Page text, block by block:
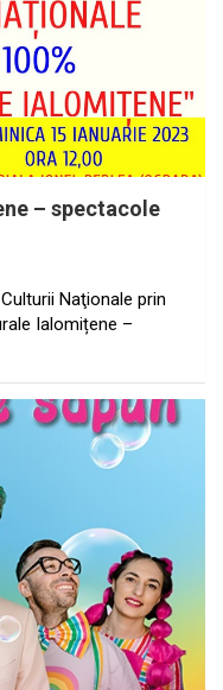
– spectacole
Naţionale prin
Ialomițene –